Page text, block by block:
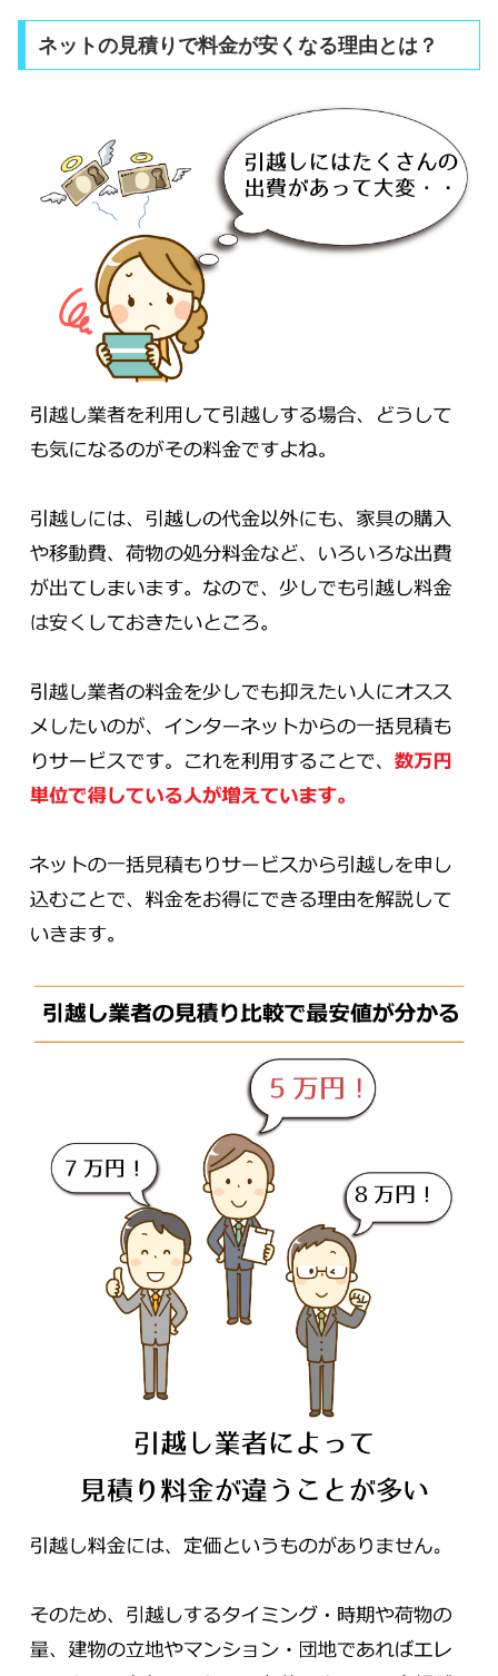
ネットの見積りで料金が安くなる理由とは？